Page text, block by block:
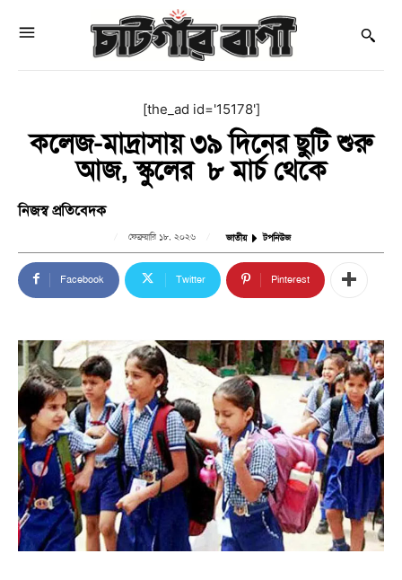
[the_ad id='15178']
কলেজ-মাদ্রাসায় ৩৯ দিনের ছুটি শুরু
আজ, স্কুলের ৮ মার্চ থেকে
নিজস্ব প্রতিবেদক
ফেব্রুয়ারি ১৮, ২০২৬ জাতীয় টপনিউজ
Facebook Twitter Pinterest